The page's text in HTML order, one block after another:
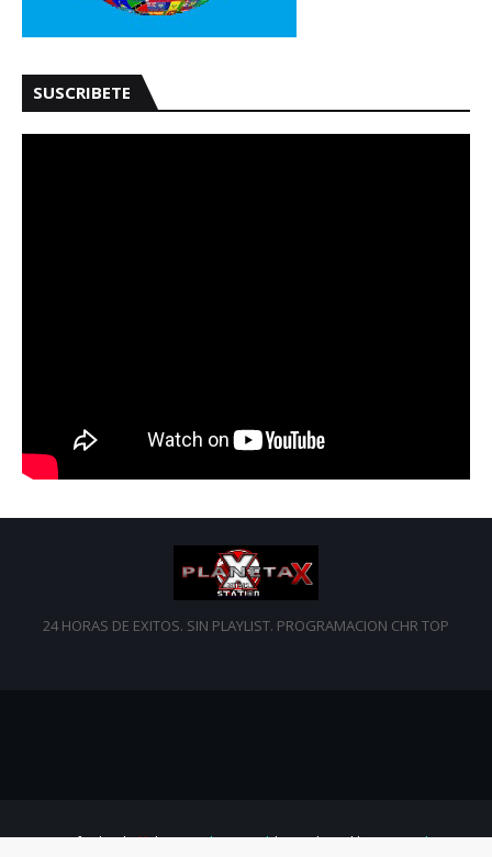
SUSCRIBETE
24 HORAS DE EXITOS. SIN PLAYLIST. PROGRAMACION CHR TOP
Crafted with byTemplatesYard| Distributed byGooyaabi